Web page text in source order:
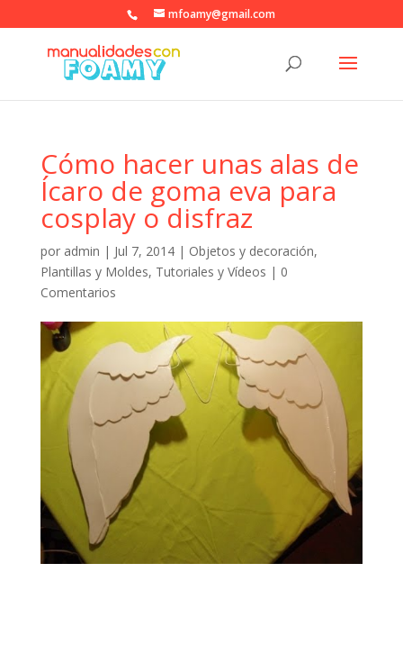
mfoamy@gmail.com
Cómo hacer unas alas de
Ícaro de goma eva para
cosplay o disfraz
por admin | Jul 7, 2014| Objetos y decoración,
Plantillas y Moldes, Tutoriales y Vídeos | 0
Comentarios